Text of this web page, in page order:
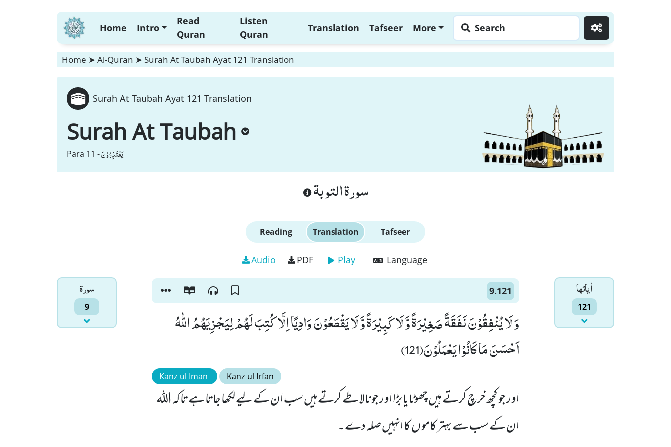
Home Intro
Read
Quran
Listen
Quran
Translation Tafseer More Search
Home ➤ Al-Quran ➤ Surah At Taubah Ayat 121 Translation
Surah At Taubah Ayat 121 Translation
Surah At Taubah
Para 11 -یَعْتَذِرُوْنَ
سورة التوبة
Reading Translation Tafseer
Audio PDF Play Language
سورۃ
9
اٰياتها
121
9.121
وَ لَا یُنْفِقُوْنَ نَفَقَةً صَغِیْرَةً وَّ لَا كَبِیْرَةً وَّ لَا یَقْطَعُوْنَ وَادِیًا اِلَّا كُتِبَ لَهُمْ لِیَجْزِیَهُمُ اللّٰهُ
اَحْسَنَ مَا كَانُوْا یَعْمَلُوْنَ(121)
Kanz ul Iman Kanz ul Irfan
اور جو کچھ خرچ کرتے ہیں چھوٹا یا بڑا اور جو نالا طے کرتے ہیں سب ان کے لیے لکھا جاتا ہے تاکہ اللہ
ان کے سب سے بہتر کاموں کا انہیں صلہ دے۔